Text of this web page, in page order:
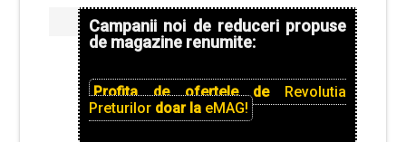
Campanii noi de reduceri propuse
de magazine renumite:
Profita de ofertele de Revolutia
Preturilor doar la eMAG!